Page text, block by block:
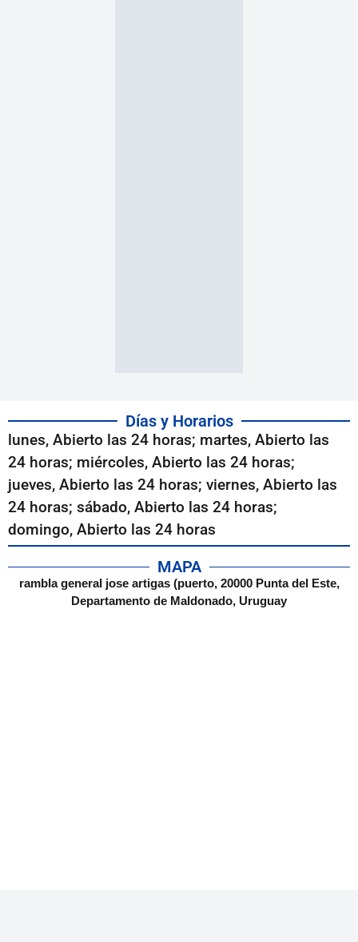
Días y Horarios
lunes, Abierto las 24 horas; martes, Abierto las
24 horas; miércoles, Abierto las 24 horas;
jueves, Abierto las 24 horas; viernes, Abierto las
24 horas; sábado, Abierto las 24 horas;
domingo, Abierto las 24 horas
MAPA
rambla general jose artigas (puerto, 20000 Punta del Este,
Departamento de Maldonado, Uruguay